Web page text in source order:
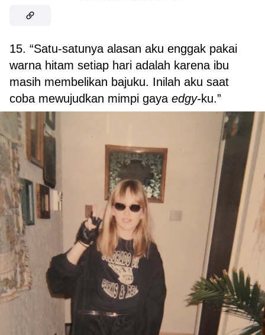
15. “Satu-satunya alasan aku enggak pakai
warna hitam setiap hari adalah karena ibu
masih membelikan bajuku. Inilah aku saat
coba mewujudkan mimpi gaya edgy-ku.”